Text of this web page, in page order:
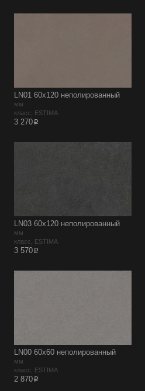
LN01 60х120 неполированный
мм
класс, ESTIMA
3 270p
LN03 60х120 неполированный
мм
класс, ESTIMA
3 570p
LN00 60х60 неполированный
мм
класс, ESTIMA
2 870p